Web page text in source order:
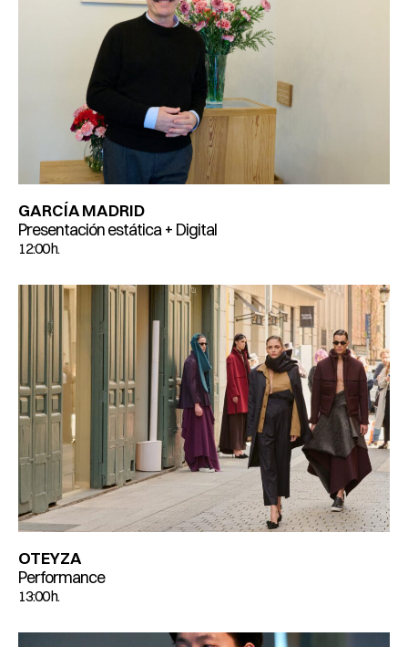
GARCÍA MADRID
Presentación estática + Digital
12:00 h.
OTEYZA
Performance
13:00 h.